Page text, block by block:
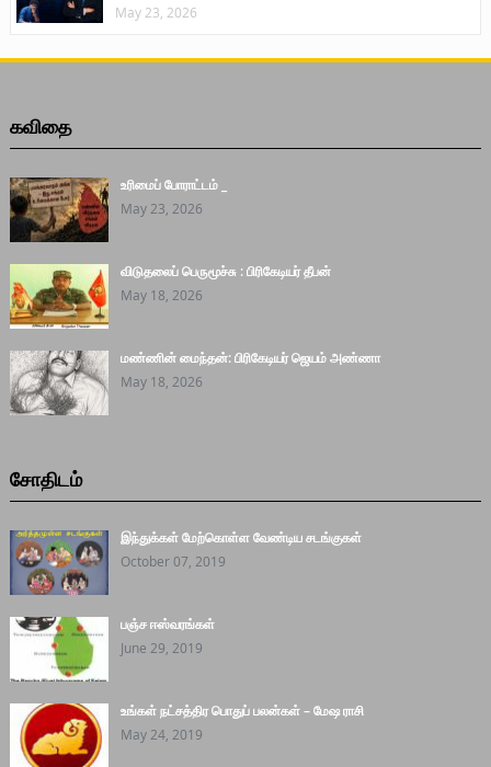
May 23, 2026
கவிதை
உரிமைப் போராட்டம் _
May 23, 2026
விடுதலைப் பெருமூச்சு : பிரிகேடியர் தீபன்
May 18, 2026
மண்ணின் மைந்தன்: பிரிகேடியர் ஜெயம் அண்ணா
May 18, 2026
சோதிடம்
இந்துக்கள் மேற்கொள்ள வேண்டிய சடங்குகள்
October 07, 2019
பஞ்ச ஈஸ்வரங்கள்
June 29, 2019
உங்கள் நட்சத்திர பொதுப் பலன்கள் – மேஷ ராசி
May 24, 2019